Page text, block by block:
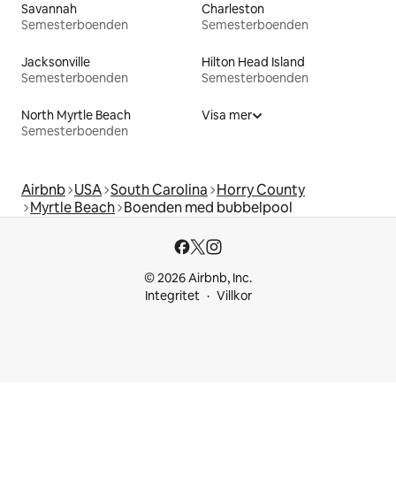
Savannah
Semesterboenden
Charleston
Semesterboenden
Jacksonville
Semesterboenden
Hilton Head Island
Semesterboenden
North Myrtle Beach
Semesterboenden
Visa mer
Airbnb USA South Carolina Horry County
Myrtle Beach Boenden med bubbelpool
© 2026 Airbnb, Inc.
Integritet
Villkor